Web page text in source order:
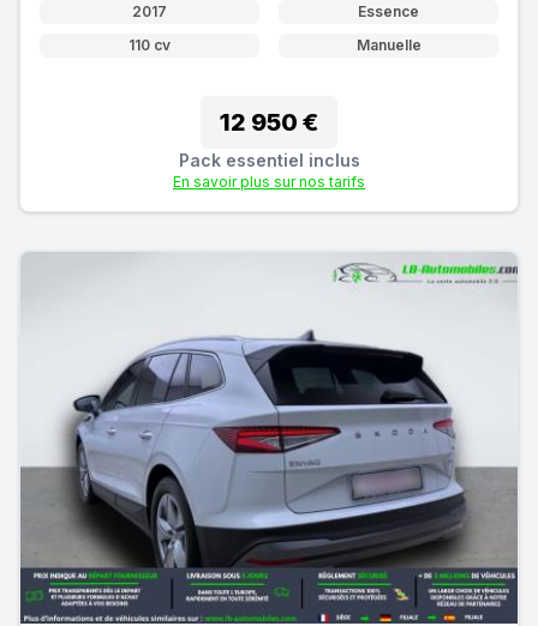
2017
Essence
110 cv
Manuelle
12 950 €
Pack essentiel inclus
En savoir plus sur nos tarifs